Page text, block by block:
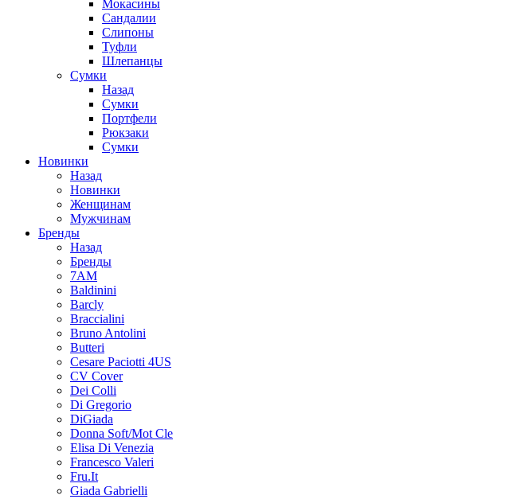
Мокасины
Сандалии
Слипоны
Туфли
Шлепанцы
Сумки
Назад
Сумки
Портфели
Рюкзаки
Сумки
Новинки
Назад
Новинки
Женщинам
Мужчинам
Бренды
Назад
Бренды
7AM
Baldinini
Barcly
Braccialini
Bruno Antolini
Butteri
Cesare Paciotti 4US
CV Cover
Dei Colli
Di Gregorio
DiGiada
Donna Soft/Mot Cle
Elisa Di Venezia
Francesco Valeri
Fru.It
Giada Gabrielli